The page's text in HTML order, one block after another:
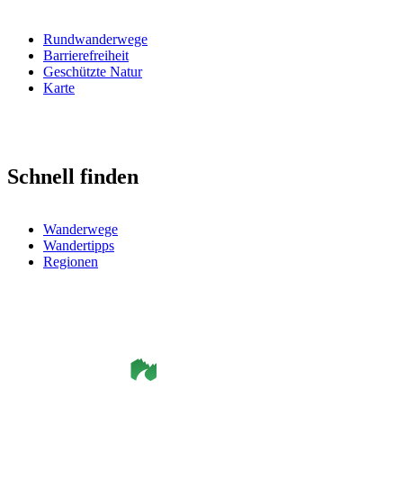
Rundwanderwege
Barrierefreiheit
Geschützte Natur
Karte
Schnell finden
Wanderwege
Wandertipps
Regionen